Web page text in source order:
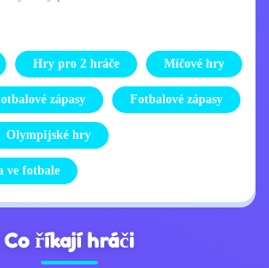
Hry pro 2 hráče Míčové hry
zápasy Fotbalové zápasy
Olympijské hry
ve fotbale
Co říkají hráči